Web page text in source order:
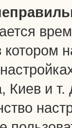
котором
Киев и